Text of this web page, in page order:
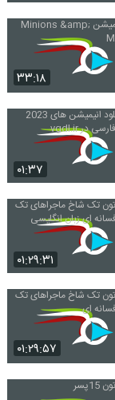
۳۳:۱۸
۰۱:۳۷
۰۱:۲۹:۳۱
۰۱:۲۹:۵۷